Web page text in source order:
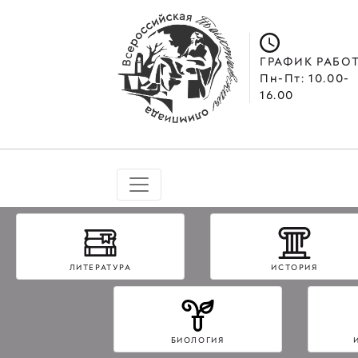
ГРАФИК
Пн-Пт: 10.00-
16.00
ЛИТЕРАТУРА ИСТОРИЯ
БИОЛОГИЯ